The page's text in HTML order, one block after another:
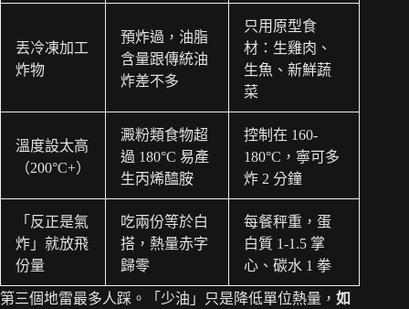
丟冷凍加工
炸物
預炸過，油脂
含量跟傳統油
炸差不多
只用原型食
材：生雞肉、
生魚、新鮮蔬
菜
溫度設太高
（200°C+）
澱粉類食物超
過 180°C 易產
生丙烯醯胺
控制在 160-
180°C，寧可多
炸 2 分鐘
「反正是氣
炸」就放飛
份量
吃兩份等於白
搭，熱量赤字
歸零
每餐秤重，蛋
白質 1-1.5 掌
心、碳水 1 拳
第三個地雷最多人踩。「少油」只是降低單位熱量， 如